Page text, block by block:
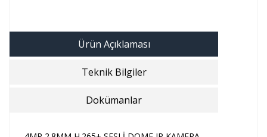
Ürün Açıklaması
Teknik Bilgiler
Dokümanlar